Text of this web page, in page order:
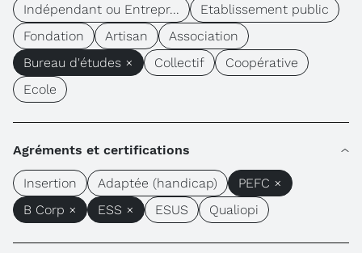
Indépendant ou Entrepr...
Etablissement public
Fondation
Artisan
Association
Bureau d'études ×
Collectif
Coopérative
Ecole
Agréments et certifications
Insertion Adaptée (handicap)
PEFC ×
B Corp ×
ESS × ESUS Qualiopi